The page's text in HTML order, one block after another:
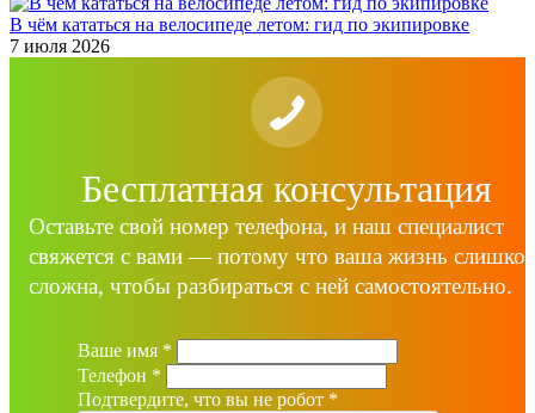
В чём кататься на велосипеде летом: гид по экипировке
7 июля 2026
Бесплатная консультация
Оставьте свой номер телефона, и наш специалист
свяжется с вами — потому что ваша жизнь
сложна, чтобы разбираться с ней самостоятельно.
Ваше имя *
Телефон *
Подтвердите, что вы не робот *